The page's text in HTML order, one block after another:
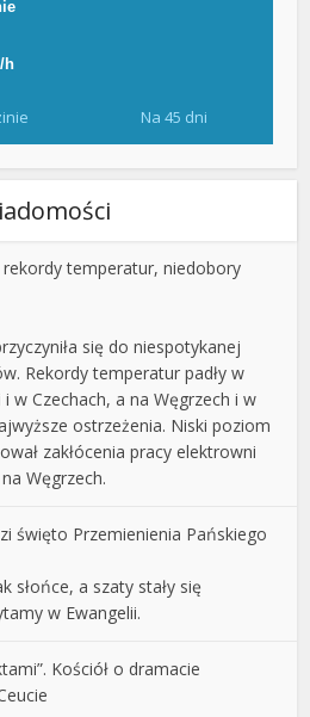
Na 45 dni
rekordy temperatur, niedobory
się do niespotykanej
Rekordy temperatur padły w
w Czechach, a na Węgrzech i w
ostrzeżenia. Niski poziom
zakłócenia pracy elektrowni
Węgrzech.
święto Przemienienia Pańskiego
słońce, a szaty stały się
w Ewangelii.
Kościół o dramacie